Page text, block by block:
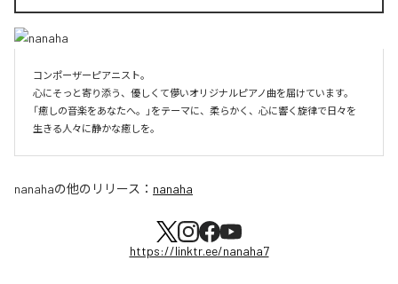
コンポーザーピアニスト。
心にそっと寄り添う、優しくて儚いオリジナルピアノ曲を届けています。
「癒しの音楽をあなたへ。」をテーマに、柔らかく、心に響く旋律で日々を
生きる人々に静かな癒しを。
nanahaの他のリリース： nanaha
https://linktr.ee/nanaha7